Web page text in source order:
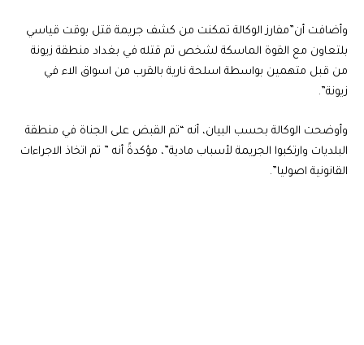
وأضافت أن”مفارز الوكالة تمكنت من كشف جريمة قتل بوقت قياسي
بلتعاون مع القوة الماسكة لشخص تم قتله في بغداد منطقة زيونة
من قبل متهمين بواسطة اسلحة نارية بالقرب من اسواق الاء في
زيونة”.
وأوضحت الوكالة بحسب البيان، أنه “تم القبض على الجناة في منطقة
البلديات وارتكبوا الجريمة لأسباب مادية”، مؤكدةً أنه ” تم اتخاذ الاجراءات
القانونية اصوليا”.